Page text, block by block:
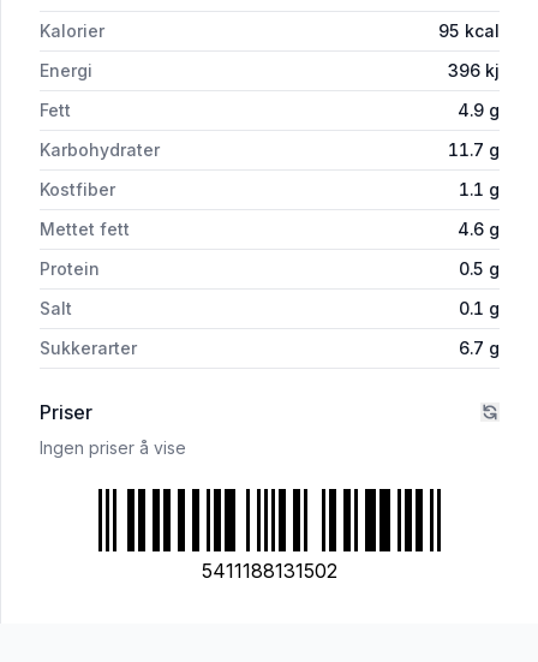
Kalorier 95 kcal
Energi
396 kj
Fett
4.9 g
Karbohydrater
11.7 g
Kostfiber
1.1 g
Mettet fett
4.6 g
Protein
0.5 g
Salt
0.1 g
Sukkerarter
6.7 g
Priser
Ingen priser å vise
5411188131502